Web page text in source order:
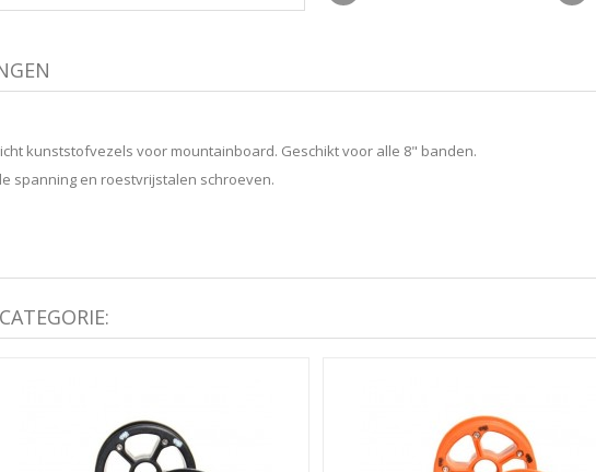
kunststofvezels voor mountainboard. Geschikt voor alle 8" banden.
spanning en roestvrijstalen schroeven.